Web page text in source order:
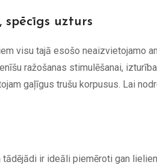
uzturs
visu tajā esošo neaizvietojamo
ražošanas stimulēšanai,
gaļīgus trušu korpusus. Lai
ir ideāli piemēroti gan